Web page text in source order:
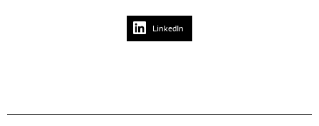
LinkedIn